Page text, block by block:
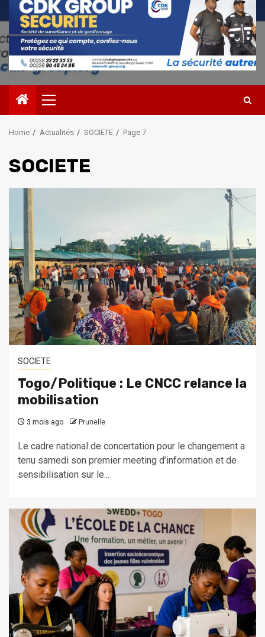
Primary
Menu
Home Actualités SOCIETE Page 7
SOCIETE
SOCIETE
Togo/Politique : Le CNCC relance la
mobilisation
3 mois ago Prunelle
Le cadre national de concertation pour le changement a
tenu samedi son premier meeting d’information et de
sensibilisation sur le...